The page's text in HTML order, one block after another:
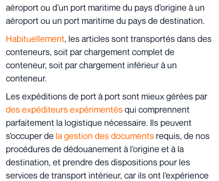
aéroport ou d’un port maritime du pays d’origine à un
aéroport ou un port maritime du pays de destination.
Habituellement, les articles sont transportés dans des
conteneurs, soit par chargement complet de
conteneur, soit par chargement inférieur à un
conteneur.
Les expéditions de port à port sont mieux gérées par
des expéditeurs expérimentésqui comprennent
parfaitement la logistique nécessaire. Ils peuvent
s’occuper de la gestion des documents requis, de nos
procédures de dédouanement à l’origine et à la
destination, et prendre des dispositions pour les
services de transport intérieur, car ils ont l’expérience